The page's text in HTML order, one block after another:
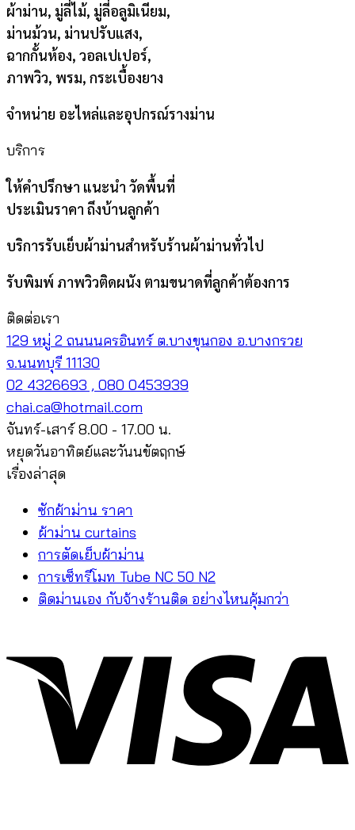
ผ้าม่าน, มู่ลี่ไม้, มู่ลี่อลูมิเนียม,
ม่านม้วน, ม่านปรับแสง,
ฉากกั้นห้อง, วอลเปเปอร์,
ภาพวิว, พรม, กระเบื้องยาง
จำหน่าย อะไหล่และอุปกรณ์รางม่าน
บริการ
ให้คำปรึกษา แนะนำ วัดพื้นที่
ประเมินราคา ถึงบ้านลูกค้า
บริการรับเย็บผ้าม่านสำหรับร้านผ้าม่านทั่วไป
รับพิมพ์ ภาพวิวติดผนัง ตามขนาดที่ลูกค้าต้องการ
ติดต่อเรา
129 หมู่ 2 ถนนนครอินทร์ ต.บางขุนกอง อ.บางกรวย
จ.นนทบุรี 11130
02 4326693 , 080 0453939
chai.ca@hotmail.com
จันทร์-เสาร์ 8.00 - 17.00 น.
หยุดวันอาทิตย์และวันนขัตฤกษ์
เรื่องล่าสุด
ซักผ้าม่าน ราคา
ผ้าม่าน curtains
การตัดเย็บผ้าม่าน
การเซ็ทรีโมท Tube NC 50 N2
ติดม่านเอง กับจ้างร้านติด อย่างไหนคุ้มกว่า